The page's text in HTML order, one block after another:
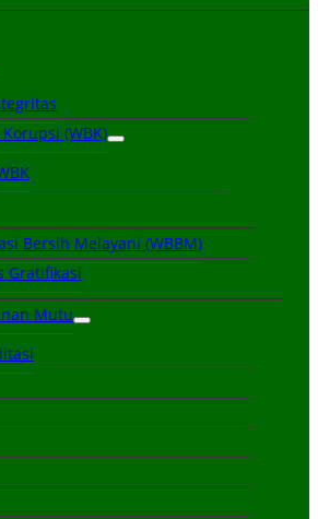
(WBK)
Bersih Melayani (WBBM)
Gratifikasi
Mutu